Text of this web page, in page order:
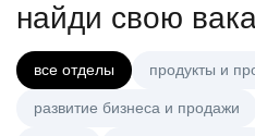
найди свою
все отделы продукты и
развитие бизнеса и продажи